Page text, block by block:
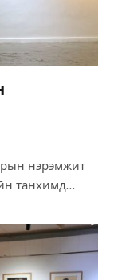
нэрэмжит
танхимд